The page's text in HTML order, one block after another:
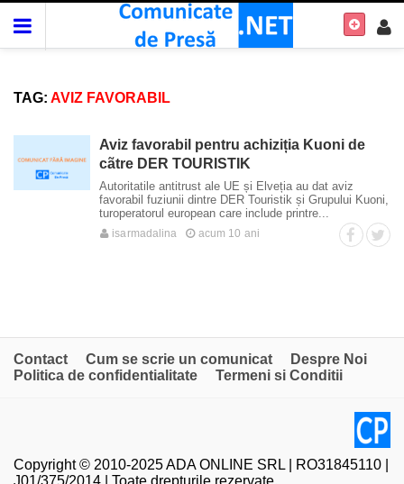
TAG: AVIZ FAVORABIL
Aviz favorabil pentru achiziția Kuoni de
cãtre DER TOURISTIK
Autoritatile antitrust ale UE și Elveția au dat aviz
favorabil fuziunii dintre DER Touristik și Grupului Kuoni,
turoperatorul european care include printre...
isarmadalina acum 10 ani
Contact Cum se scrie un comunicat
Despre Noi
Politica de confidentialitate
Termeni si Conditii
Copyright © 2010-2025 ADA ONLINE SRL | RO31845110 |
J01/375/2014 | Toate drepturile rezervate.